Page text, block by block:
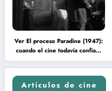
Ver El proceso Paradine (1947):
cuando el cine todavía confiaba
en la inteligencia del espectador
Artículos de cine